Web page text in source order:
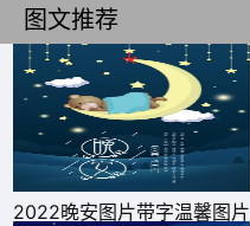
图文推荐
2022晚安图片带字温馨图片